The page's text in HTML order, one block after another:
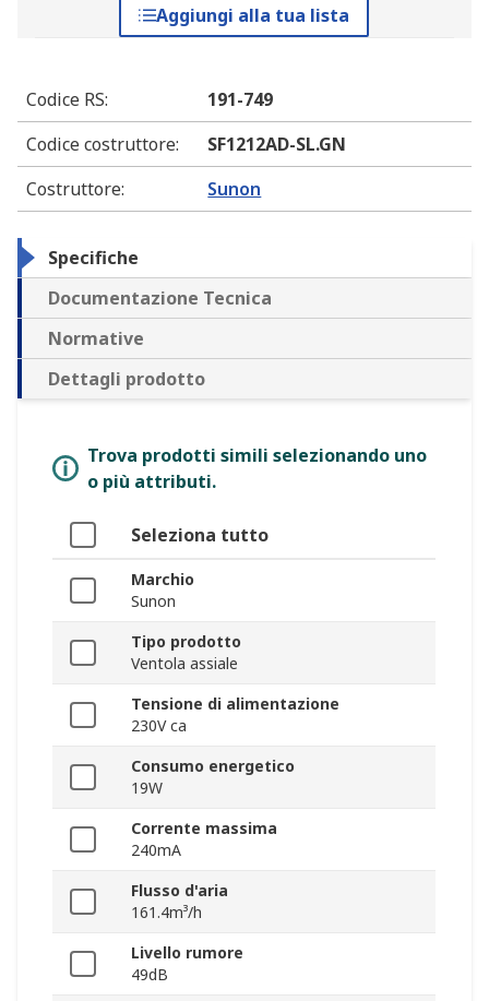
Aggiungi alla tua lista
Codice RS:
191-749
Codice costruttore:
SF1212AD-SL.GN
Costruttore: Sunon
Specifiche
Documentazione Tecnica
Normative
Dettagli prodotto
Trova prodotti simili selezionando uno
o più attributi.
Seleziona tutto
Marchio
Sunon
Tipo prodotto
Ventola assiale
Tensione di alimentazione
230V ca
Consumo energetico
19W
Corrente massima
240mA
Flusso d'aria
161.4m³/h
Livello rumore
49dB